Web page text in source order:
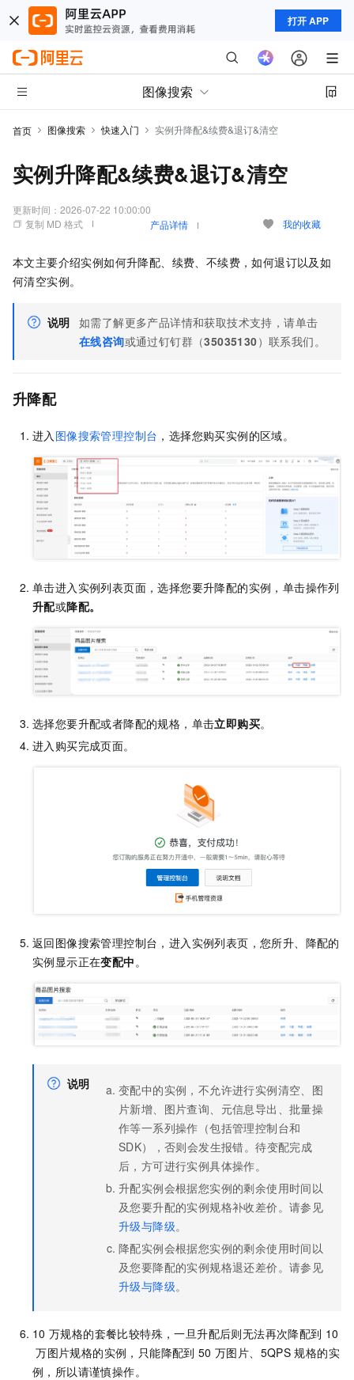
打开 APP
图像搜索
首页 图像搜索 快速入门 实例升降配&续费&退订&清空
实例升降配&续费&退订&清空
更新时间： 2026-07-22 10:00:00
复制 MD 格式
产品详情 我的收藏
本文主要介绍实例如何升降配、续费、不续费，如何退订以及如
何清空实例。
说明 如需了解更多产品详情和获取技术支持，请单击
在线咨询或通过钉钉群（35035130）联系我们。
升降配
进入 图像搜索管理控制台 ，选择您购买实例的区域。
单击进入实例列表页面，选择您要升降配的实例，单击操作列
升配或降配。
选择您要升配或者降配的规格，单击立即购买。
进入购买完成页面。
返回图像搜索管理控制台，进入实例列表页，您所升、降配的
实例显示正在变配中。
说明
变配中的实例，不允许进行实例清空、图
片新增、图片查询、元信息导出、批量操
作等一系列操作（包括管理控制台和
SDK），否则会发生报错。待变配完成
后，方可进行实例具体操作。
升配实例会根据您实例的剩余使用时间以
及您要升配的实例规格补收差价。请参见
升级与降级。
降配实例会根据您实例的剩余使用时间以
及您要降配的实例规格退还差价。请参见
升级与降级。
10 万规格的套餐比较特殊，一旦升配后则无法再次降配到 10
万图片规格的实例，只能降配到 50 万图片 、5QPS 规格的实
例，所以请谨慎操作。